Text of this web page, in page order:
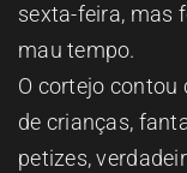
sexta-feira, mas
mau tempo.
O cortejo contou
de crianças,
petizes,